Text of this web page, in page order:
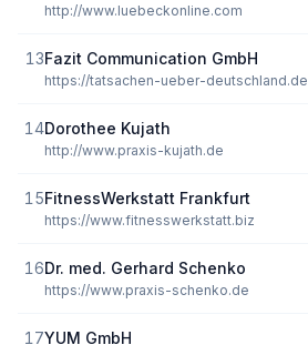
http://www.luebeckonline.com
13Fazit Communication GmbH
https://tatsachen-ueber-deutschland.de
14Dorothee Kujath
http://www.praxis-kujath.de
15FitnessWerkstatt Frankfurt
https://www.fitnesswerkstatt.biz
16Dr. med. Gerhard Schenko
https://www.praxis-schenko.de
17YUM GmbH